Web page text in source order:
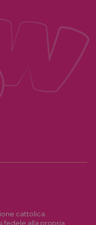
cattolica.
fedele alla propria